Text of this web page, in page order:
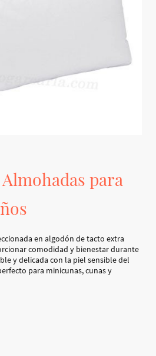
para
en algodón de tacto extra
comodidad y bienestar durante
y delicada con la piel sensible del
para minicunas, cunas y